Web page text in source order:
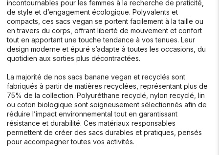
incontournables pour les femmes à la recherche de praticité,
de style et d’engagement écologique. Polyvalents et
compacts, ces sacs vegan se portent facilement à la taille ou
en travers du corps, offrant liberté de mouvement et confort
tout en apportant une touche tendance à vos tenues. Leur
design moderne et épuré s’adapte à toutes les occasions, du
quotidien aux sorties plus décontractées.
La majorité de nos sacs banane vegan et recyclés sont
fabriqués à partir de matières recyclées, représentant plus de
75% de la collection. Polyuréthane recyclé, nylon recyclé, lin
ou coton biologique sont soigneusement sélectionnés afin de
réduire l’impact environnemental tout en garantissant
résistance et durabilité. Ces matériaux responsables
permettent de créer des sacs durables et pratiques, pensés
pour accompagner toutes vos activités.